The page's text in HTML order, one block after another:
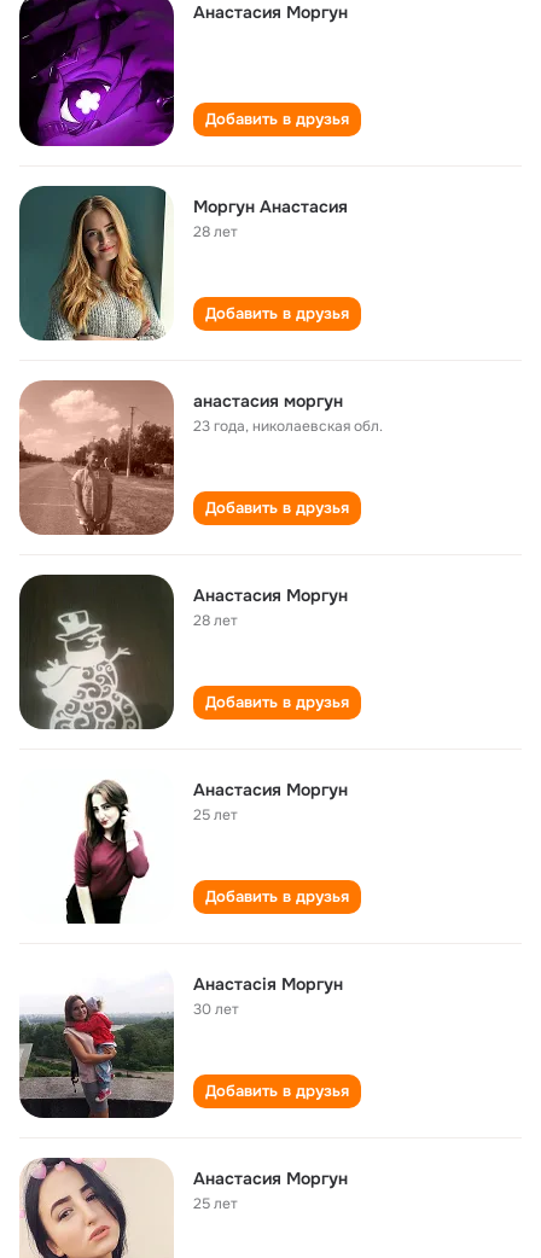
Анастасия Моргун
Добавить в друзья
Моргун Анастасия
28 лет
Добавить в друзья
анастасия моргун
23 года,николаевская обл.
Добавить в друзья
Анастасия Моргун
28 лет
Добавить в друзья
Анастасия Моргун
25 лет
Добавить в друзья
Анастасія Моргун
30 лет
Добавить в друзья
Анастасия Моргун
25 лет